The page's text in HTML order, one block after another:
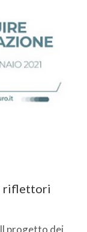
riflettori
progetto dei